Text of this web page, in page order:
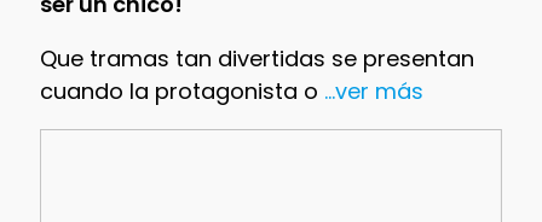
Que tramas tan divertidas se presentan
cuando la protagonista o ...ver más